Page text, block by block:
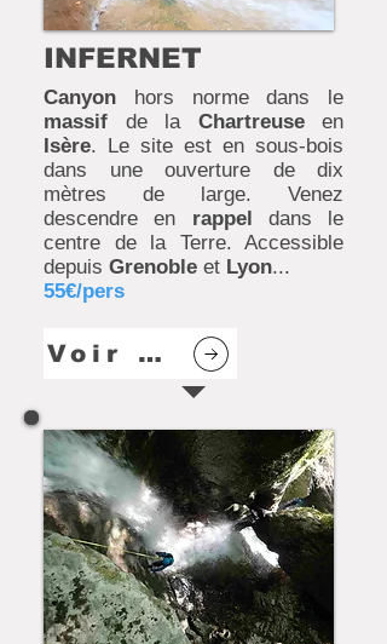
INFERNET
Canyon hors norme dans le
massif de la Chartreuse en
Isère. Le site est en sous-bois
dans une ouverture de dix
mètres de large. Venez
descendre en rappel dans le
centre de la Terre. Accessible
depuis Grenoble et Lyon...
55€/pers
Voir plus